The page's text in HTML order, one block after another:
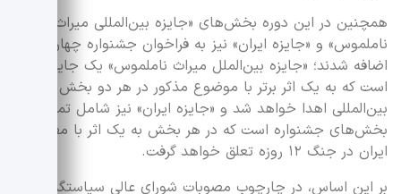
همچنین در این دوره بخش‌های «جایزه بین‌المللی میراث
ناملموس» و «جایزه ایران» نیز به فراخوان جشنواره چهارم
اضافه شدند؛ «جایزه بین‌الملل میراث ناملموس» یک جایزه ویژه
است که به یک اثر برتر با موضوع مذکور در هر دو بخش ملی و
بین‌المللی اهدا خواهد شد و «جایزه ایران» نیز شامل تمامی
بخش‌های جشنواره است که در هر بخش به یک اثر با مضمون
ایران در جنگ ۱۲ روزه تعلق خواهد گرفت.
بر این اساس، در چارچوب مصوبات شورای عالی سیاستگذاری و